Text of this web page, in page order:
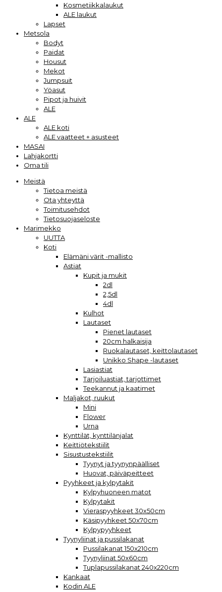
Kosmetiikkalaukut
ALE laukut
Lapset
Metsola
Bodyt
Paidat
Housut
Mekot
Jumpsuit
Yöasut
Pipot ja huivit
ALE
ALE
ALE koti
ALE vaatteet + asusteet
MASAI
Lahjakortti
Oma tili
Meistä
Tietoa meistä
Ota yhteyttä
Toimitusehdot
Tietosuojaseloste
Marimekko
UUTTA
Koti
Elämäni värit -mallisto
Astiat
Kupit ja mukit
2dl
2,5dl
4dl
Kulhot
Lautaset
Pienet lautaset
20cm halkaisija
Ruokalautaset, keittolautaset
Unikko Shape -lautaset
Lasiastiat
Tarjoiluastiat, tarjottimet
Teekannut ja kaatimet
Maljakot, ruukut
Mini
Flower
Urna
Kynttilät, kynttilänjalat
Keittiötekstiilit
Sisustustekstiilit
Tyynyt ja tyynynpäälliset
Huovat, päiväpeitteet
Pyyhkeet ja kylpytakit
Kylpyhuoneen matot
Kylpytakit
Vieraspyyhkeet 30x50cm
Käsipyyhkeet 50x70cm
Kylpypyyhkeet
Tyynyliinat ja pussilakanat
Pussilakanat 150x210cm
Tyynyliinat 50x60cm
Tuplapussilakanat 240x220cm
Kankaat
Kodin ALE